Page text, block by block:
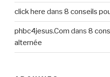
click here dans 8 conseils
phbc4jesus.Com dans 8
alternée